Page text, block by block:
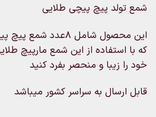
شمع تولد پیچ پیچی طلایی
این محصول شامل ۸عدد
که با استفاده از این شمع مارپیچ
خود را زیبا و منحصر بفرد کنید
قابل ارسال به سراسر کشور میباشد